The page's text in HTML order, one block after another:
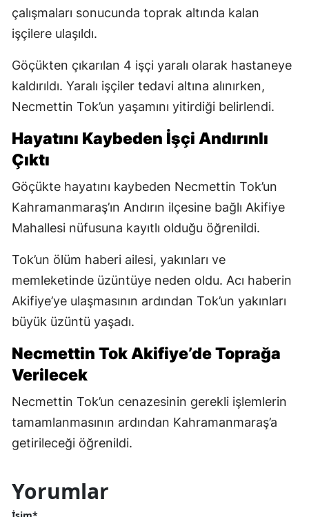
çalışmaları sonucunda toprak altında kalan
işçilere ulaşıldı.
Göçükten çıkarılan 4 işçi yaralı olarak hastaneye
kaldırıldı. Yaralı işçiler tedavi altına alınırken,
Necmettin Tok’un yaşamını yitirdiği belirlendi.
Hayatını Kaybeden İşçi Andırınlı
Çıktı
Göçükte hayatını kaybeden Necmettin Tok’un
Kahramanmaraş’ın Andırın ilçesine bağlı Akifiye
Mahallesi nüfusuna kayıtlı olduğu öğrenildi.
Tok’un ölüm haberi ailesi, yakınları ve
memleketinde üzüntüye neden oldu. Acı haberin
Akifiye’ye ulaşmasının ardından Tok’un yakınları
büyük üzüntü yaşadı.
Necmettin Tok Akifiye’de Toprağa
Verilecek
Necmettin Tok’un cenazesinin gerekli işlemlerin
tamamlanmasının ardından Kahramanmaraş’a
getirileceği öğrenildi.
Yorumlar